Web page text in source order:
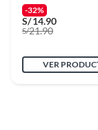
unidades
-32%
S/14.90
S/21.90
VER